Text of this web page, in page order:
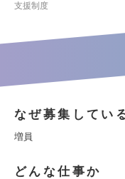
支援制度
なぜ募集してい
増員
どんな仕事か